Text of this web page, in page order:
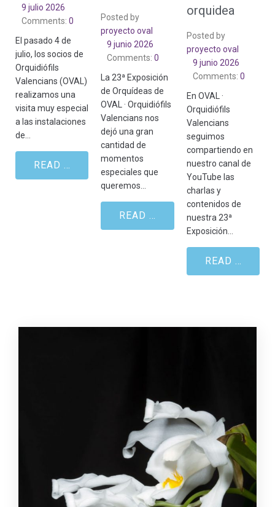
9 julio 2026
Comments: 0
El pasado 4 de
julio, los socios de
Orquidiófils
Valencians (OVAL)
realizamos una
visita muy especial
a las instalaciones
de…
Posted by
proyecto oval
9 junio 2026
Comments:0
La 23ª Exposición
de Orquídeas de
OVAL · Orquidiófils
Valencians nos
dejó una gran
cantidad de
momentos
especiales que
queremos…
orquidea
Posted by
proyecto oval
9 junio 2026
Comments: 0
En OVAL ·
Orquidiófils
Valencians
seguimos
compartiendo en
nuestro canal de
YouTube las
charlas y
contenidos de
nuestra 23ª
Exposición…